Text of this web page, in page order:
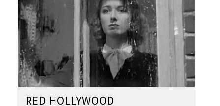
RED HOLLYWOOD